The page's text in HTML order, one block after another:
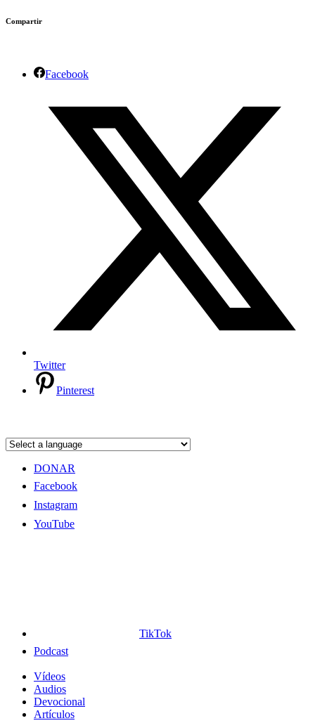
Compartir
Facebook
Twitter
Pinterest
DONAR
Facebook
Instagram
YouTube
TikTok
Podcast
Vídeos
Audios
Devocional
Artículos